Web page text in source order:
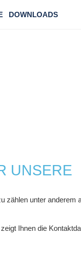
DOWNLOADS
UNSERE
zählen unter anderem
Ihnen die